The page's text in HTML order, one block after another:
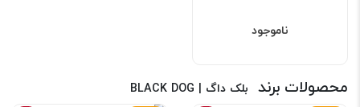
ناموجود
محصولات برند بلک داگ | BLACK DOG